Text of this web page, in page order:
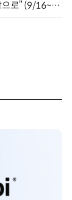
“AI에게 묻는 사람에서, AI로 만드는 사람으로” (9/16~17)